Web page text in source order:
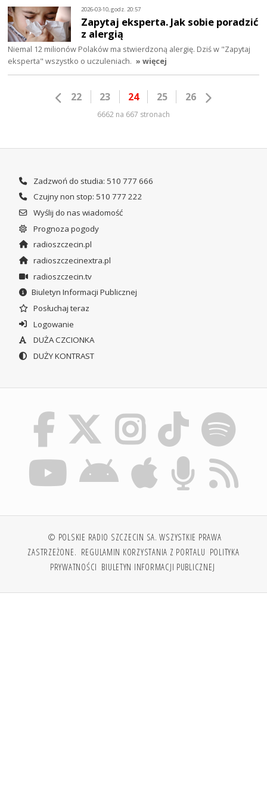
2026-03-10, godz. 20:57
Zapytaj eksperta. Jak sobie poradzić
z alergią
Niemal 12 milionów Polaków ma stwierdzoną alergię. Dziś w "Zapytaj
eksperta" wszystko o uczuleniach. » więcej
22 23 24 25 26
6662 na 667 stronach
Zadzwoń do studia: 510 777 666
Czujny non stop: 510 777 222
Wyślij do nas wiadomość
Prognoza pogody
radioszczecin.pl
radioszczecinextra.pl
radioszczecin.tv
Biuletyn Informacji Publicznej
Posłuchaj teraz
Logowanie
DUŻA CZCIONKA
DUŻY KONTRAST
© POLSKIE RADIO SZCZECIN SA. WSZYSTKIE PRAWA
ZASTRZEŻONE. REGULAMIN KORZYSTANIA Z PORTALU POLITYKA
PRYWATNOŚCI BIULETYN INFORMACJI PUBLICZNEJ